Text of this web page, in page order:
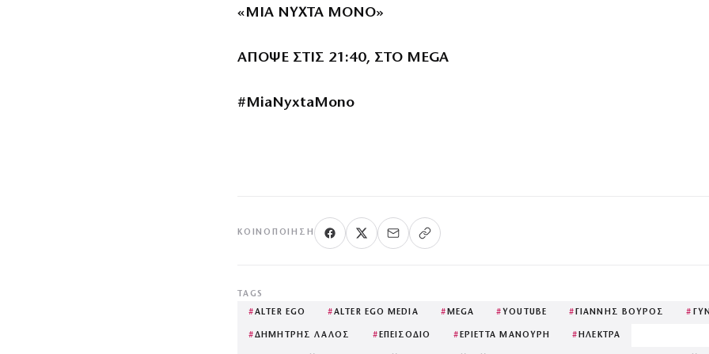
«ΜΙΑ ΝΥΧΤΑ ΜΟΝΟ»
ΑΠΟΨΕ ΣΤΙΣ 21:40, ΣΤΟ MEGA
#MiaNyxtaMono
ΚΟΙΝΟΠΟΊΗΣΗ
TAGS
#ALTER EGO #ALTER EGO MEDIA # MEGA # YOUTUBE # ΓΙΑΝΝΗΣ ΒΟΥΡΟΣ #
#ΔΗΜΗΤΡΗΣ ΛΑΛΟΣ # ΕΠΕΙΣΟΔΙΟ # ΕΡΙΕΤΤΑ ΜΑΝΟΥΡΗ # ΗΛΕΚΤΡΑ